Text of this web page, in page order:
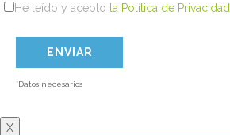
He leído y acepto la Política de Privacidad
*Datos necesarios
X